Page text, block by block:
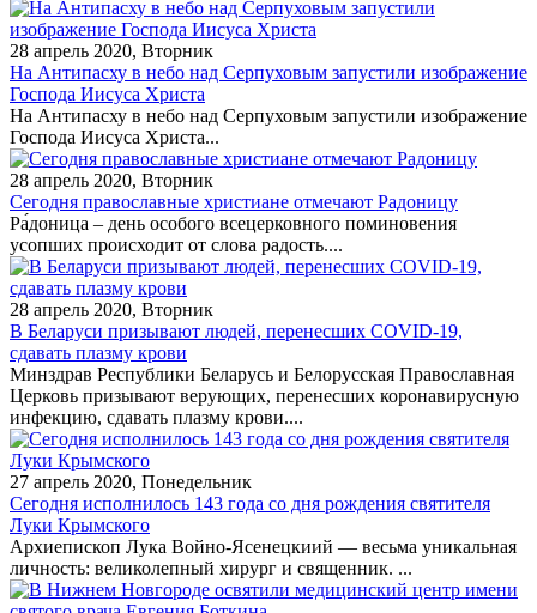
28 апрель 2020, Вторник
На Антипасху в небо над Серпуховым запустили изображение
Господа Иисуса Христа
На Антипасху в небо над Серпуховым запустили изображение
Господа Иисуса Христа...
28 апрель 2020, Вторник
Сегодня православные христиане отмечают Радоницу
Ра́доница – день особого всецерковного поминовения
усопших происходит от слова радость....
28 апрель 2020, Вторник
В Беларуси призывают людей, перенесших COVID-19,
сдавать плазму крови
Минздрав Республики Беларусь и Белорусская Православная
Церковь призывают верующих, перенесших коронавирусную
инфекцию, сдавать плазму крови....
27 апрель 2020, Понедельник
Сегодня исполнилось 143 года со дня рождения святителя
Луки Крымского
Архиепископ Лука Войно-Ясенецкиий — весьма уникальная
личность: великолепный хирург и священник. ...